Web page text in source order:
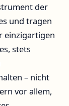
der
und tragen
einzigartigen
stets
– nicht
vor allem,